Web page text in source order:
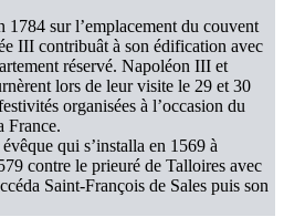
1784 sur l’emplacement du couvent
III contribuât à son édification avec
réservé. Napoléon III et
lors de leur visite le 29 et 30
organisées à l’occasion du
France.
qui s’installa en 1569 à
contre le prieuré de Talloires avec
Saint-François de Sales puis son